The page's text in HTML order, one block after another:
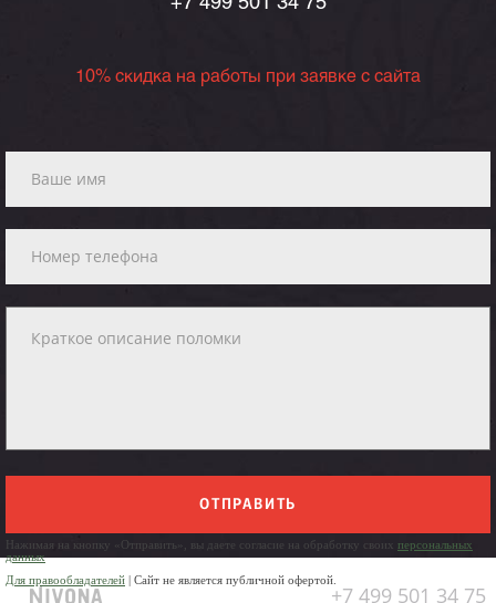
+7 499 501 34 75
10% скидка на работы при заявке с сайта
ОТПРАВИТЬ
Нажимая на кнопку «Отправить», вы даете согласие на обработку своих персональных
данных
Для правообладателей | Сайт не является публичной офертой.
+7 499 501 34 75